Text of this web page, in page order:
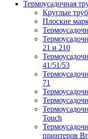
Термоусадочная
Круглые
Плоские
21 и 210
41/51/53
71
Touch
принтеров